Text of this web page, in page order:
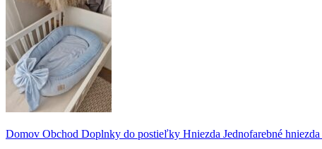
Domov Obchod Doplnky do postieľky Hniezda Jednofarebné hniezda